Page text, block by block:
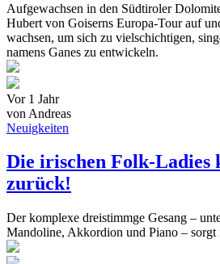
Aufgewachsen in den Südtiroler
Hubert von Goiserns Europa-Tour auf
wachsen, um sich zu vielschichtigen,
namens Ganes zu entwickeln.
Vor 1 Jahr
von Andreas
Neuigkeiten
Die irischen Folk-Ladies
zurück!
Der komplexe dreistimmge Gesang –
Mandoline, Akkordion und Piano – sorgt